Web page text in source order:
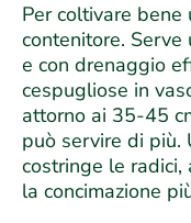
Per coltivare
contenitore.
e con drenaggio
cespugliose in
attorno ai 35-45
può servire di più.
costringe le
la concimazione